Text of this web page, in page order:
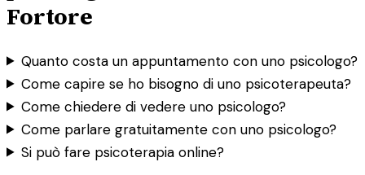
Fortore
Quanto costa un appuntamento con uno psicologo?
Come capire se ho bisogno di uno psicoterapeuta?
Come chiedere di vedere uno psicologo?
Come parlare gratuitamente con uno psicologo?
Si può fare psicoterapia online?